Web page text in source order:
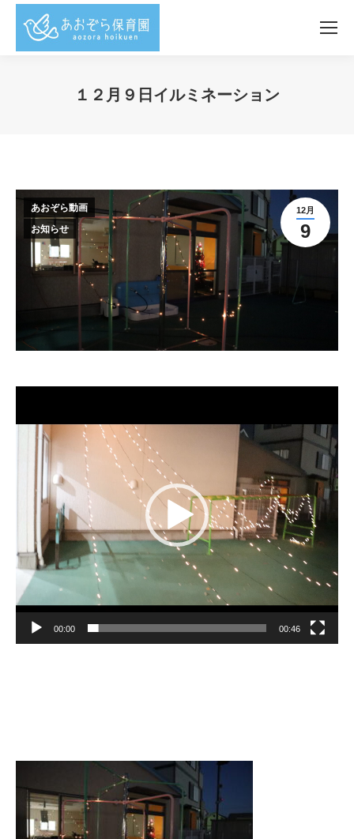
１２月９日イルミネーション
12月
9
あおぞら動画
お知らせ
00:00 00:46